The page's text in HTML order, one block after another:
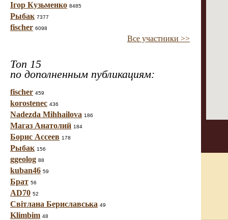
Ігор Кузьменко 8485
Рыбак 7377
fischer 6098
Все участники >>
Топ 15
по дополненным публикациям:
fischer 459
korostenec 436
Nadezda Mihhailova 186
Магаз Анатолий 184
Борис Ассеев 178
Рыбак 156
ggeolog 88
kuban46 59
Брат 56
AD70 52
Світлана Бериславська 49
Klimbim 48